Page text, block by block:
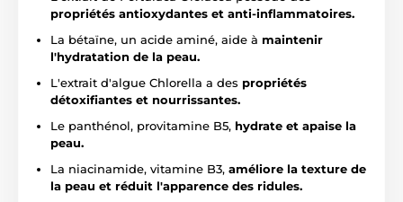
propriétés antioxydantes et anti-inflammatoires.
La bétaïne, un acide aminé, aide à maintenir
l'hydratation de la peau.
L'extrait d'algue Chlorella a des propriétés
détoxifiantes et nourrissantes.
Le panthénol, provitamine B5, hydrate et apaise la
peau.
La niacinamide, vitamine B3, améliore la texture de
la peau et réduit l'apparence des ridules.